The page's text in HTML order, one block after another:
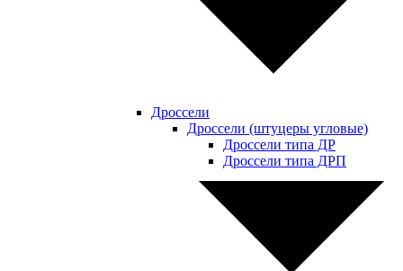
Дроссели
Дроссели (штуцеры угловые)
Дроссели типа ДР
Дроссели типа ДРП